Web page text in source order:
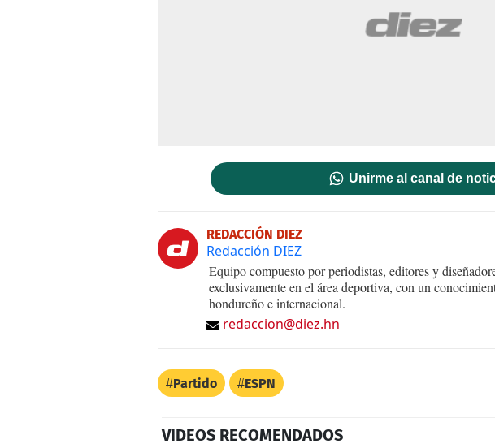
Unirme al canal de
REDACCIÓN DIEZ
Redacción DIEZ
Equipo compuesto por periodistas, editores y
exclusivamente en el área deportiva, con un
hondureño e internacional.
redaccion@diez.hn
Partido ESPN
VIDEOS RECOMENDADOS